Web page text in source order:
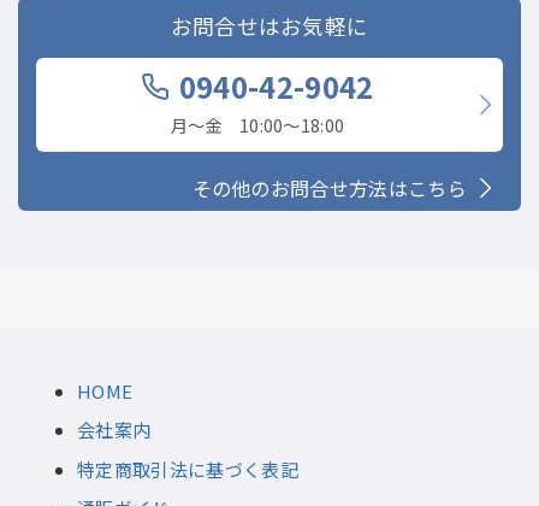
お問合せはお気軽に
0940-42-9042
月〜金 10:00〜18:00
その他のお問合せ方法はこちら
HOME
会社案内
特定商取引法に基づく表記